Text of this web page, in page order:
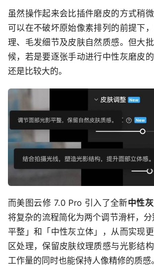
虽然操作起来会比插件磨皮的方式稍
可以在不破坏原始像素排列的前提下
理、毛发细节及皮肤自然质感。但大
候，若是要逐张手动进行中性灰磨皮
还是比较大的。
而美图云修 7.0 Pro 引入了全新中性
将复杂的流程简化为两个调节滑杆，
平整」和「中性灰立体」，从而实现
区处理，保留皮肤纹理质感与光影结
工作量的同时也能保持人像精修的质感。